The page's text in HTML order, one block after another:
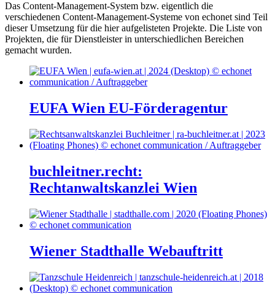
Das Content-Management-System bzw. eigentlich die
verschiedenen Content-Management-Systeme von echonet sind Teil
dieser Umsetzung für die hier aufgelisteten Projekte. Die Liste von
Projekten, die für Dienstleister in unterschiedlichen Bereichen
gemacht wurden.
EUFA Wien EU-Förderagentur
buchleitner.recht:
Rechtanwaltskanzlei Wien
Wiener Stadthalle Webauftritt